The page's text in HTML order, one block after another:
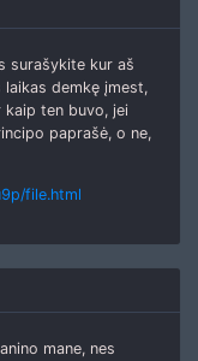
surašykite kur aš
laikas demkę įmest,
ten buvo, jei
paprašė, o ne,
file.html
mane, nes